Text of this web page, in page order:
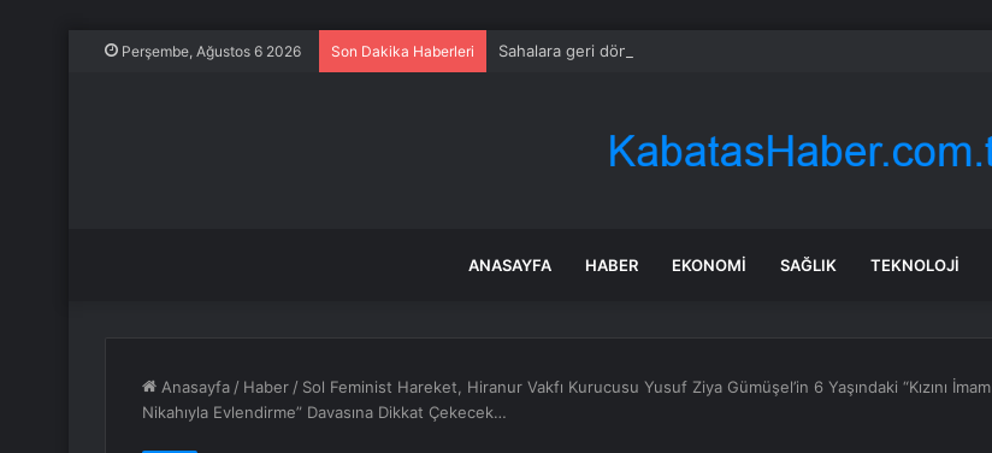
Perşembe, Ağustos 6 2026 Son Dakika Haberleri Sahalara geri dönüyor: Meral Akşener Vakfı resmen kuruldu
ANASAYFA HABER EKONOMI SAĞLIK TEKNOLOJI
Anasayfa / Haber / Sol Feminist Hareket, Hiranur Vakfı Kurucusu Yusuf Ziya Gümüşel’in 6 Yaşındaki “Kızını İmam
Nikahıyla Evlendirme” Davasına Dikkat Çekecek…